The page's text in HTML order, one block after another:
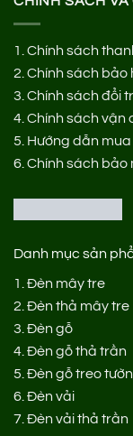
1. Chính sách
2. Chính sách bảo
3. Chính sách đổi
4. Chính sách vận
5. Hướng dẫn
6. Chính sách bảo
Danh mục sản
1. Đèn mây tre
2. Đèn thả mây tre
3. Đèn gỗ
4. Đèn gỗ thả trần
5. Đèn gỗ treo
6. Đèn vải
7. Đèn vải thả trần